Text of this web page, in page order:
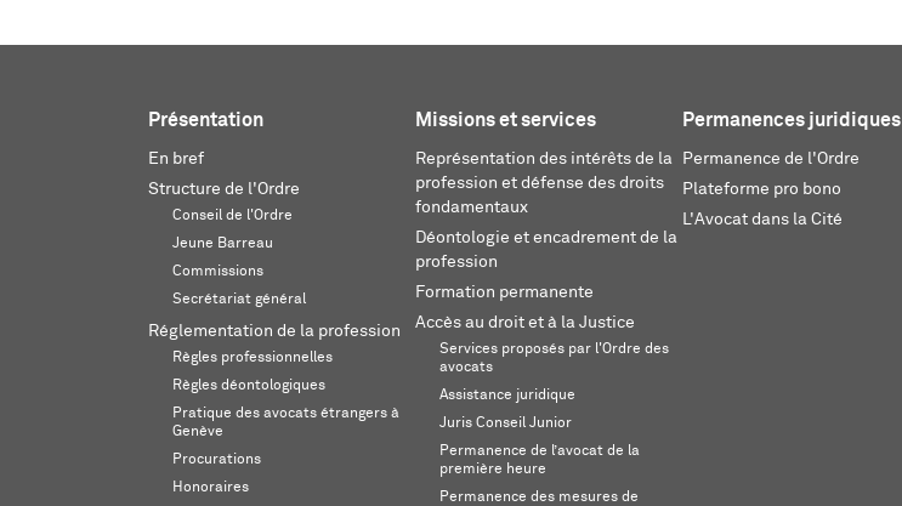
Présentation
En bref
Structure de l'Ordre
Conseil de l'Ordre
Jeune Barreau
Commissions
Secrétariat général
Réglementation de la profession
Règles professionnelles
Règles déontologiques
Pratique des avocats étrangers à
Genève
Procurations
Honoraires
Missions et services
Représentation des intérêts de la
profession et défense des droits
fondamentaux
Déontologie et encadrement de la
profession
Formation permanente
Accès au droit et à la Justice
Services proposés par l'Ordre des
avocats
Assistance juridique
Juris Conseil Junior
Permanence de l’avocat de la
première heure
Permanence des mesures de
Permanences juridiques
Permanence de l'Ordre
Plateforme pro bono
L'Avocat dans la Cité